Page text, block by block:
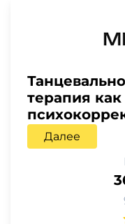
терапия
Далее